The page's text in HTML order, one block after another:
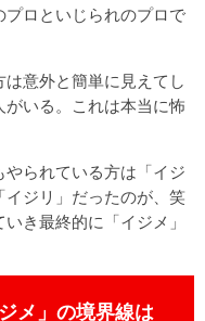
プロといじられのプロで
意外と簡単に見えてし
がいる。これは本当に怖
られている方は「イジ
イジリ」だったのが、笑
き最終的に「イジメ」
メ」の境界線は